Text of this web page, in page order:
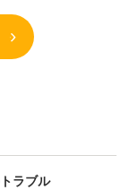
ラブル